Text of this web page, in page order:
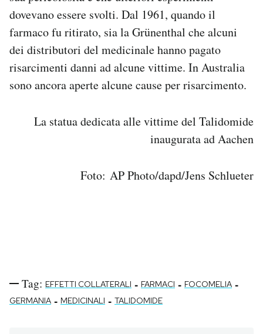
dovevano essere svolti. Dal 1961, quando il
farmaco fu ritirato, sia la Grünenthal che alcuni
dei distributori del medicinale hanno pagato
risarcimenti danni ad alcune vittime. In Australia
sono ancora aperte alcune cause per risarcimento.
La statua dedicata alle vittime del Talidomide
inaugurata ad Aachen
Foto: AP Photo/dapd/Jens Schlueter
Tag: EFFETTI COLLATERALI - FARMACI - FOCOMELIA -
GERMANIA - MEDICINALI - TALIDOMIDE